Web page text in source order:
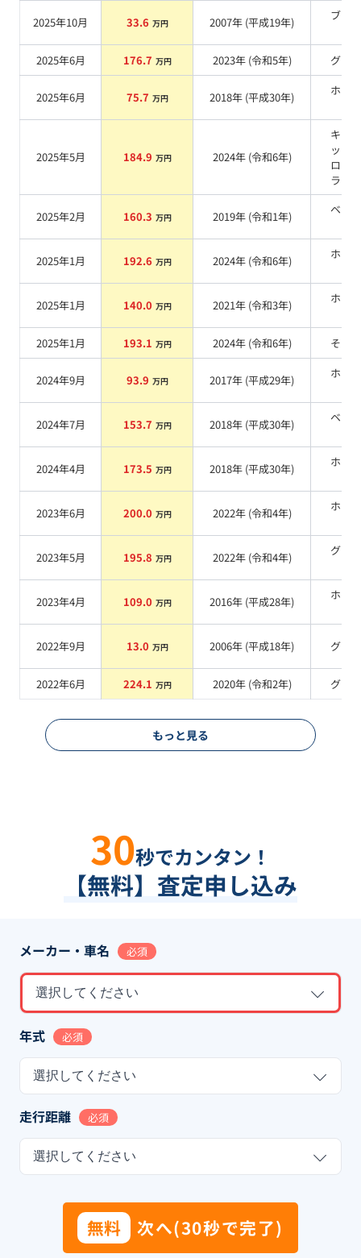
2025年10月 33.6 万円 2007年 (平成19年)
ブラ
2025年6月
176.7 万円 2023年 (令和5年) グレー
2025年6月 75.7 万円 2018年 (平成30年)
ホワ
2025年5月 184.9 万円 2024年 (令和6年)
キネ
ック
ロー
ラック
2025年2月 160.3 万円 2019年 (令和1年)
ベー
2025年1月 192.6 万円 2024年 (令和6年)
ホワ
2025年1月 140.0 万円 2021年 (令和3年)
ホワ
2025年1月
193.1 万円 2024年 (令和6年) その他
2024年9月 93.9 万円 2017年 (平成29年)
ホワ
2024年7月 153.7 万円 2018年 (平成30年)
ベー
2024年4月 173.5 万円 2018年 (平成30年)
ホワ
2023年6月 200.0 万円 2022年 (令和4年)
ホワ
2023年5月 195.8 万円 2022年 (令和4年)
グリ
2023年4月 109.0 万円 2016年 (平成28年)
ホワ
2022年9月 13.0 万円 2006年 (平成18年) グレー
2022年6月 224.1 万円 2020年 (令和2年) グレー
もっと見る
30秒でカンタン！
【無料】査定申し込み
メーカー・車名 必須
選択してください
年式 必須
選択してください
走行距離 必須
選択してください
無料 次へ(30秒で完了)